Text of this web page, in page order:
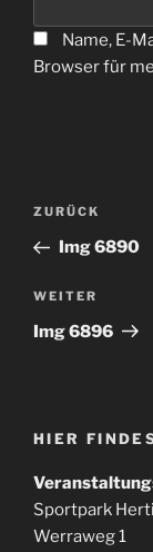
Name, E-
Browser für
Vorheriger
Beitrag
ZURÜCK
Img 6890
Nächster
Beitrag
WEITER
Img 6896
HIER
Sportpark
Werraweg 1